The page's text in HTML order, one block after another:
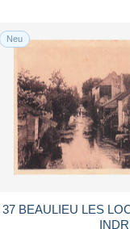
Neu
37 BEAULIEU LES